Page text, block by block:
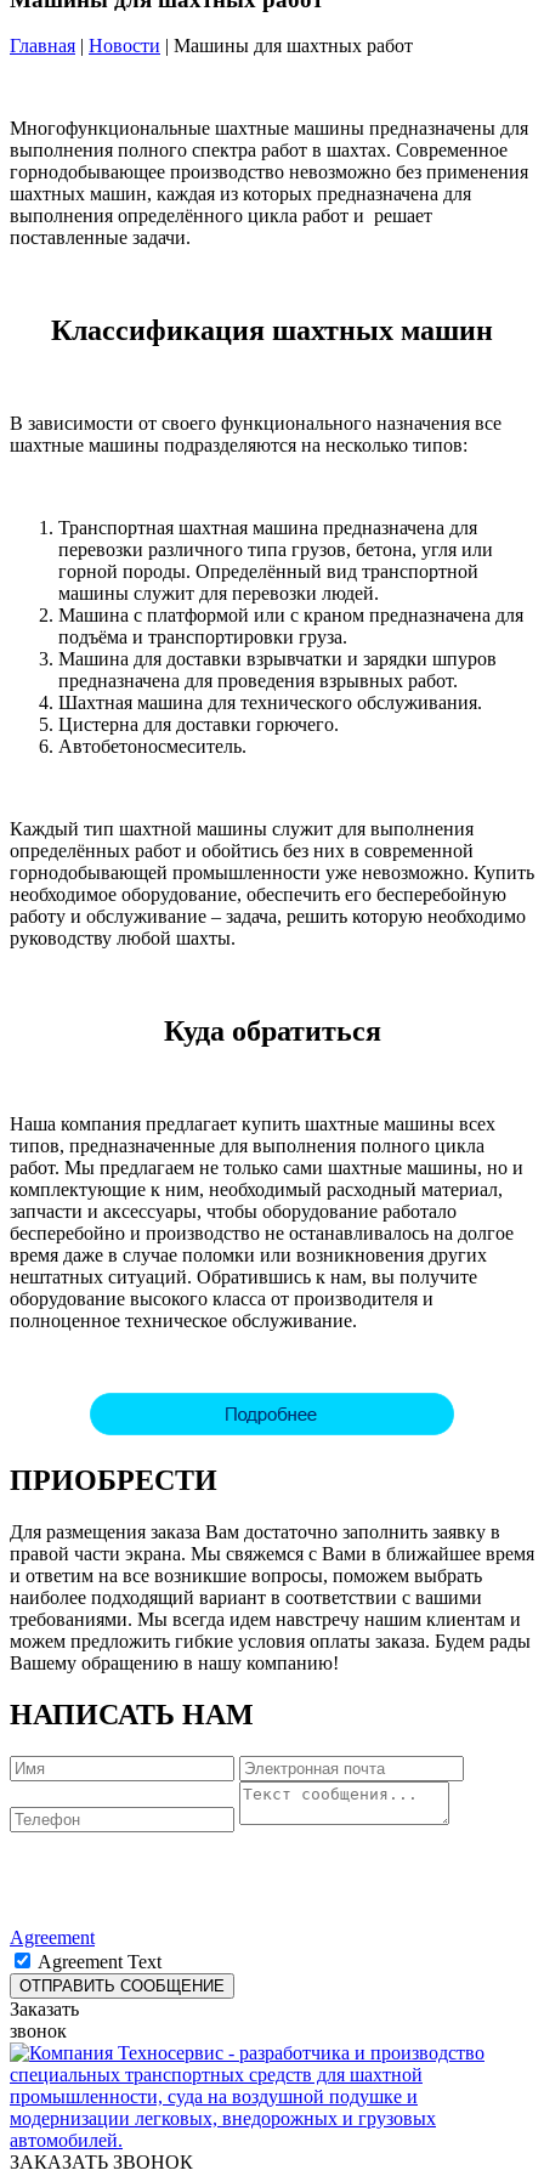
Главная | Новости | Машины для шахтных работ
Многофункциональные шахтные машины предназначены для
выполнения полного спектра работ в шахтах. Современное
горнодобывающее производство невозможно без применения
шахтных машин, каждая из которых предназначена для
выполнения определённого цикла работ и решает
поставленные задачи.
Классификация шахтных машин
В зависимости от своего функционального назначения все
шахтные машины подразделяются на несколько типов:
Транспортная шахтная машина предназначена для
перевозки различного типа грузов, бетона, угля или
горной породы. Определённый вид транспортной
машины служит для перевозки людей.
Машина с платформой или с краном предназначена для
подъёма и транспортировки груза.
Машина для доставки взрывчатки и зарядки шпуров
предназначена для проведения взрывных работ.
Шахтная машина для технического обслуживания.
Цистерна для доставки горючего.
Автобетоносмеситель.
Каждый тип шахтной машины служит для выполнения
определённых работ и обойтись без них в современной
горнодобывающей промышленности уже невозможно. Купить
необходимое оборудование, обеспечить его бесперебойную
работу и обслуживание – задача, решить которую необходимо
руководству любой шахты.
Куда обратиться
Наша компания предлагает купить шахтные машины всех
типов, предназначенные для выполнения полного цикла
работ. Мы предлагаем не только сами шахтные машины, но и
комплектующие к ним, необходимый расходный материал,
запчасти и аксессуары, чтобы оборудование работало
бесперебойно и производство не останавливалось на долгое
время даже в случае поломки или возникновения других
нештатных ситуаций. Обратившись к нам, вы получите
оборудование высокого класса от производителя и
полноценное техническое обслуживание.
ПРИОБРЕСТИ
Для размещения заказа Вам достаточно заполнить заявку в
правой части экрана. Мы свяжемся с Вами в ближайшее время
и ответим на все возникшие вопросы, поможем выбрать
наиболее подходящий вариант в соответствии с вашими
требованиями. Мы всегда идем навстречу нашим клиентам и
можем предложить гибкие условия оплаты заказа. Будем рады
Вашему обращению в нашу компанию!
НАПИСАТЬ НАМ
Agreement
Agreement Text
Заказать
звонок
ЗАКАЗАТЬ ЗВОНОК